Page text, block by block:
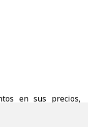
en sus precios,